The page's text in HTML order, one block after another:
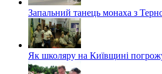
Запальний танець монаха з
Як школяру на Київщині